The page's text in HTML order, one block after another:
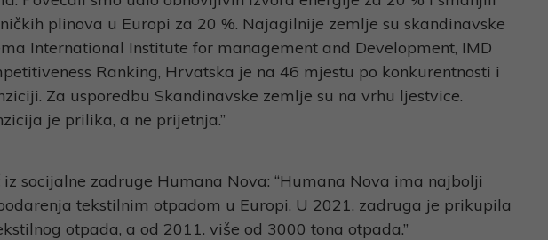
plinova u Europi za 20 %. Najagilnije zemlje su skandinavske
International Institute for management and Development, IMD
Ranking, Hrvatska je na 46 mjestu po konkurentnosti i
Za usporedbu Skandinavske zemlje su na vrhu ljestvice.
je prilika, a ne prijetnja.”
iz socijalne zadruge Humana Nova: “Humana Nova ima najbolji
tekstilnim otpadom u Europi. U 2021. zadruga je prikupila
otpada, a od 2011. više od 3000 tona otpada.”